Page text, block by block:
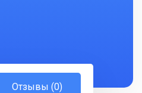
Отзывы (0)